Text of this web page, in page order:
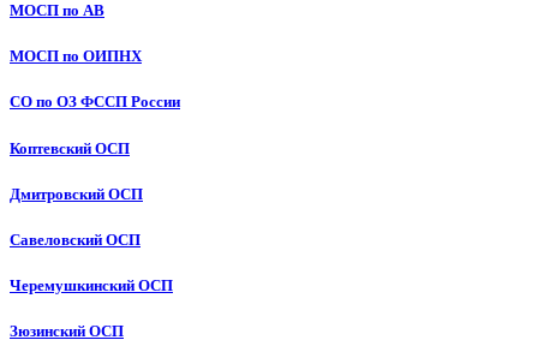
МОСП по АВ
МОСП по ОИПНХ
СО по ОЗ ФССП России
Коптевский ОСП
Дмитровский ОСП
Савеловский ОСП
Черемушкинский ОСП
Зюзинский ОСП